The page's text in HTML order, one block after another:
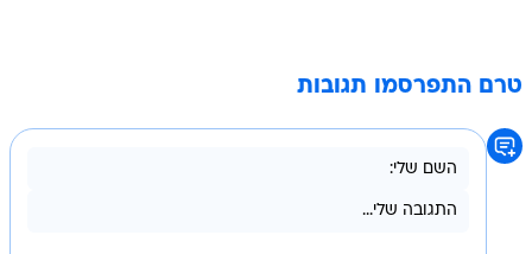
טרם התפרסמו תגובות